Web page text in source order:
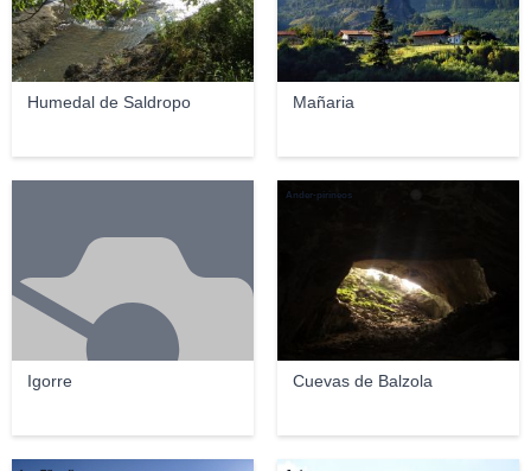
Humedal de Saldropo Mañaria
Igorre Cuevas de Balzola
Ander-pirineos